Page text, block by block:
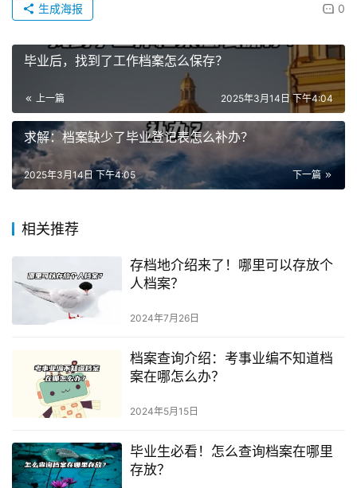
0
生成海报
毕业后，找到了工作档案怎么保存？
上一篇 2025年3月14日 下午4:04
求解：档案缺少了毕业登记表怎么补办？
下一篇
2025年3月14日 下午4:05
相关推荐
存档地介绍来了！哪里可以存放个
人档案？
2024年7月26日
档案查询介绍：考事业编不知道档
案在哪怎么办？
2024年5月15日
毕业生必看！怎么查询档案在哪里
存放？